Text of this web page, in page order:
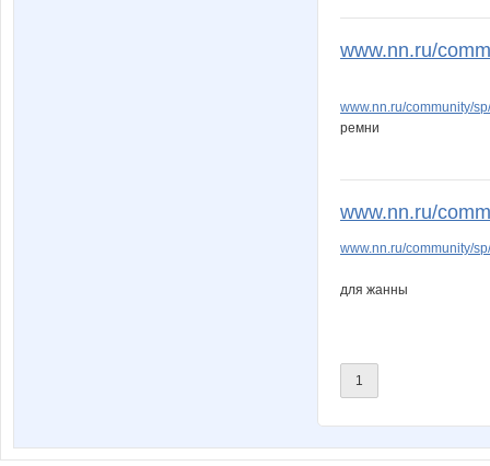
www.nn.ru/
www.nn.ru/community/
ремни
www.nn.ru/
www.nn.ru/community/
для жанны
1